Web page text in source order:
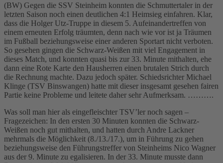
(BW) Gegen die SSV Steinheim konnten die Schmuttertaler in der
letzten Saison noch einen deutlichen 4:1 Heimsieg einfahren. Klar,
dass die Holger Utz-Truppe in diesem 5. Aufeinandertreffen von
einem erneuten Erfolg träumten, denn nach wie vor ist ja Träumen
im Fußball beziehungsweise einer anderen Sportart nicht verboten.
So gesehen gingen die Schwarz-Weißen mit viel Engagement in
dieses Match, und konnten quasi bis zur 33. Minute mithalten, ehe
dann eine Rote Karte den Hausherren einen brutalen Strich durch
die Rechnung machte. Dazu jedoch später. Schiedsrichter Michael
Klinge (TSV Binswangen) hatte mit dieser insgesamt gesehen fairen
Partie keine Probleme und leitete daher sehr Aufmerksam. ……….
Was soll man hier als eingefleischter TSV’ler noch sagen –
Fragezeichen: In den ersten 30 Minuten konnten die Schwarz-
Weißen noch gut mithalten, und hatten durch Andre Lackner
mehrmals die Möglichkeit (8./13./17.), um in Führung zu gehen
beziehungsweise den Führungstreffer von Steinheims Nico Wagner
aus der 9. Minute zu egalisieren. In der 33. Minute musste dann